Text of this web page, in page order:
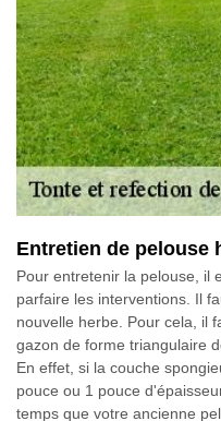
Entretien de pelouse
Pour entretenir la pelouse, il
parfaire les interventions. Il
nouvelle herbe. Pour cela, il
gazon de forme triangulaire
En effet, si la couche
pouce ou 1 pouce
temps que votre ancienne